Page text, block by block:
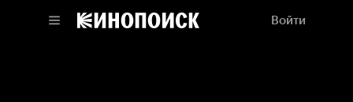
Войти